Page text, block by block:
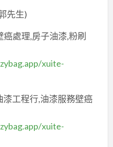
先生)
處理,房子油漆,粉刷
xuite-
工程行,油漆服務壁癌
xuite-